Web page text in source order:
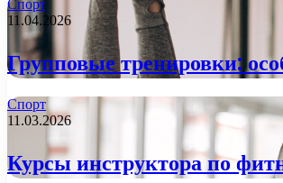
Спорт
11.04.2026
Групповые тренировки:
Спорт
11.03.2026
Курсы инструктора по